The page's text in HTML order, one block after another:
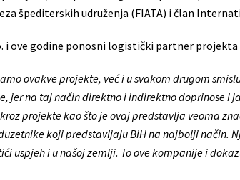
špediterskih udruženja (FIATA) i član
i ove godine ponosni logistički partner
ovakve projekte, već i u svakom drugom
jer na taj način direktno i indirektno doprinose i
projekte kao što je ovaj predstavlja veoma
koji predstavljaju BiH na najbolji način.
uspjeh i u našoj zemlji. To ove kompanije i